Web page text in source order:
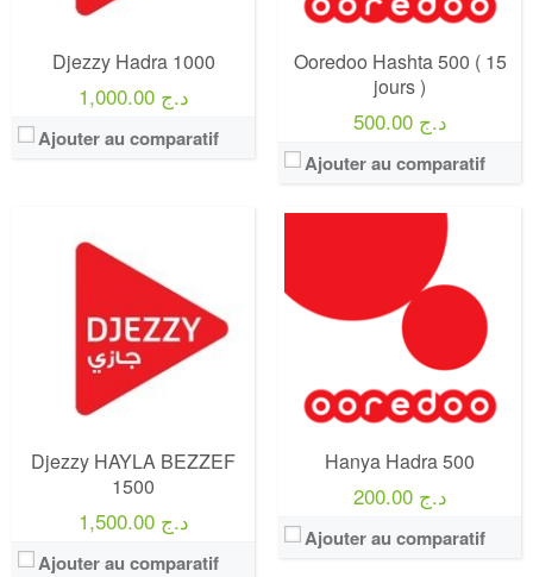
Djezzy Hadra 1000
1,000.00 د.ج
Ajouter au comparatif
Ooredoo Hashta 500 ( 15
jours )
500.00 د.ج
Ajouter au comparatif
Djezzy HAYLA BEZZEF
1500
1,500.00 د.ج
Ajouter au comparatif
View Details →
Hanya Hadra 500
200.00 د.ج
Ajouter au comparatif
Internet:0 Giga